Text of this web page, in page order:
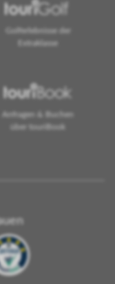
Golferlebnisse der
Extraklasse
Anfragen & Buchen
über touriBook